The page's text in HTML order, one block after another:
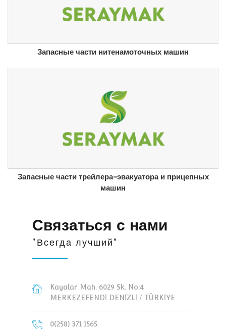
Запасные части нитенамоточных машин
Запасные части трейлера-эвакуатора и прицепных
машин
Связаться с нами
"Всегда лучший"
Kayalar Mah. 6029 Sk. No:4
MERKEZEFENDİ DENİZLİ / TÜRKİYE
0(258) 371 1565